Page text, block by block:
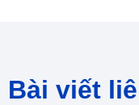
Bài viết